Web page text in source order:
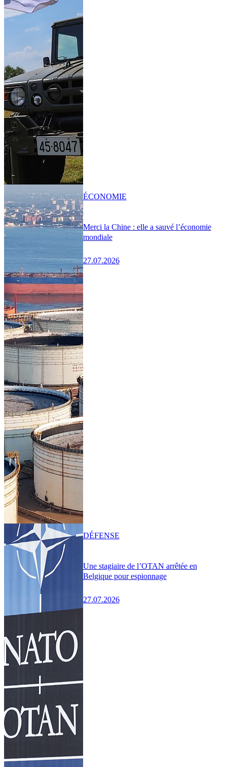
Merci la Chine : elle a sauvé l’économie
mondiale
27.07.2026
ÉCONOMIE
Une stagiaire de l’OTAN arrêtée en
Belgique pour espionnage
27.07.2026
DÉFENSE